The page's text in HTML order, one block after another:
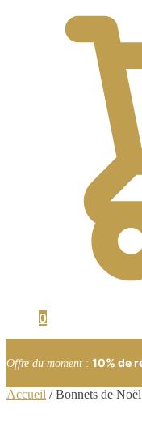
0
Offre du moment : 10% de
Accueil /Bonnets de Noël